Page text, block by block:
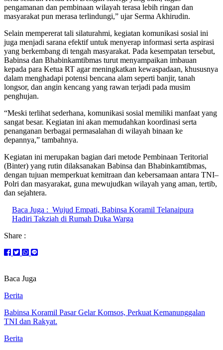
pengamanan dan pembinaan wilayah terasa lebih ringan dan
masyarakat pun merasa terlindungi,” ujar Serma Akhirudin.
Selain mempererat tali silaturahmi, kegiatan komunikasi sosial ini
juga menjadi sarana efektif untuk menyerap informasi serta aspirasi
yang berkembang di tengah masyarakat. Pada kesempatan tersebut,
Babinsa dan Bhabinkamtibmas turut menyampaikan imbauan
kepada para Ketua RT agar meningkatkan kewaspadaan, khususnya
dalam menghadapi potensi bencana alam seperti banjir, tanah
longsor, dan angin kencang yang rawan terjadi pada musim
penghujan.
“Meski terlihat sederhana, komunikasi sosial memiliki manfaat yang
sangat besar. Kegiatan ini akan memudahkan koordinasi serta
penanganan berbagai permasalahan di wilayah binaan ke
depannya,” tambahnya.
Kegiatan ini merupakan bagian dari metode Pembinaan Teritorial
(Binter) yang rutin dilaksanakan Babinsa dan Bhabinkamtibmas,
dengan tujuan memperkuat kemitraan dan kebersamaan antara TNI–
Polri dan masyarakat, guna mewujudkan wilayah yang aman, tertib,
dan sejahtera.
Baca Juga : Wujud Empati, Babinsa Koramil Telanaipura
Hadiri Takziah di Rumah Duka Warga
Share :
Baca Juga
Berita
Babinsa Koramil Pasar Gelar Komsos, Perkuat Kemanunggalan
TNI dan Rakyat.
Berita